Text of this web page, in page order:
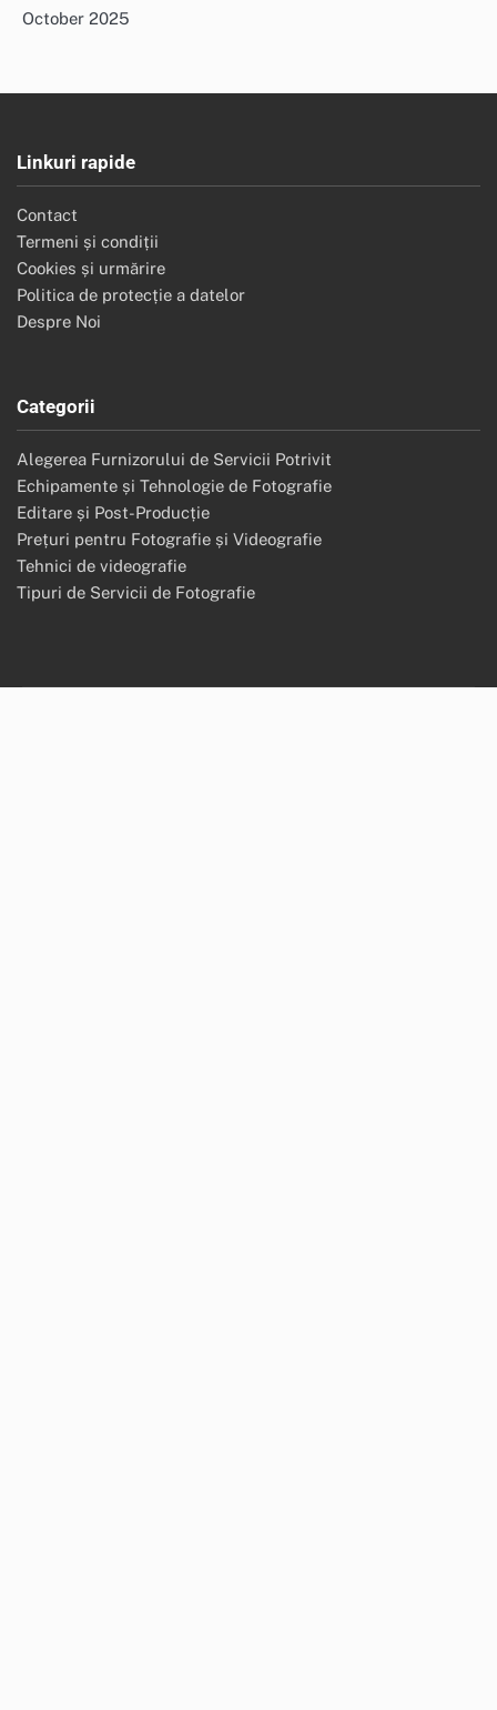
October 2025
Linkuri rapide
Contact
Termeni și condiții
Cookies și urmărire
Politica de protecție a datelor
Despre Noi
Categorii
Alegerea Furnizorului de Servicii Potrivit
Echipamente și Tehnologie de Fotografie
Editare și Post-Producție
Prețuri pentru Fotografie și Videografie
Tehnici de videografie
Tipuri de Servicii de Fotografie